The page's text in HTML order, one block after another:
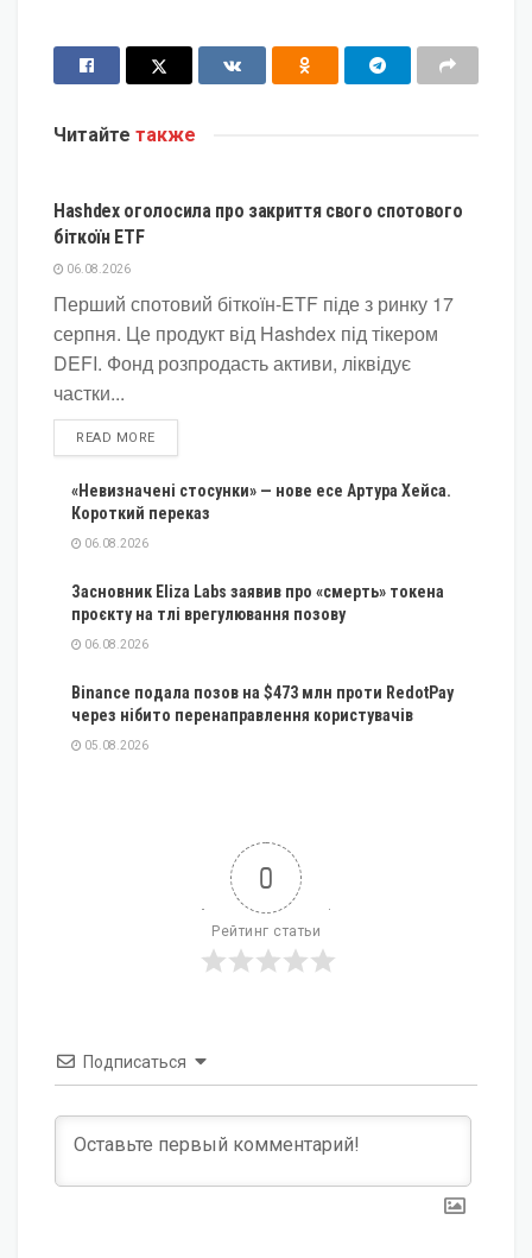
Читайте также
Hashdex оголосила про закриття свого спотового
біткоїн ETF
06.08.2026
Перший спотовий біткоїн-ETF піде з ринку 17
серпня. Це продукт від Hashdex під тікером
DEFI. Фонд розпродасть активи, ліквідує
частки...
READ MOREDETAILS
«Невизначені стосунки» — нове есе Артура Хейса.
Короткий переказ
06.08.2026
Засновник Eliza Labs заявив про «смерть» токена
проєкту на тлі врегулювання позову
06.08.2026
Binance подала позов на $473 млн проти RedotPay
через нібито перенаправлення користувачів
05.08.2026
0
Рейтинг статьи
Подписаться